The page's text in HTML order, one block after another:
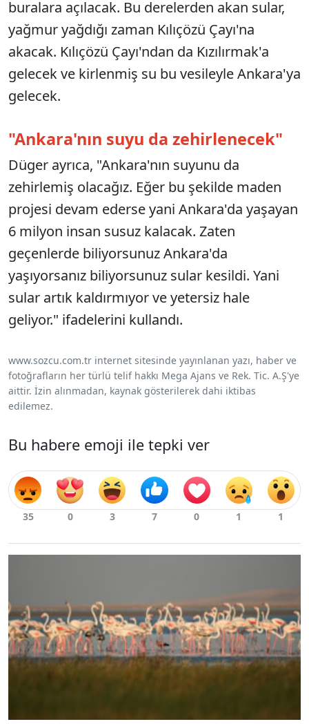
buralara açılacak. Bu derelerden akan sular,
yağmur yağdığı zaman Kılıçözü Çayı'na
akacak. Kılıçözü Çayı'ndan da Kızılırmak'a
gelecek ve kirlenmiş su bu vesileyle Ankara'ya
gelecek.
"Ankara'nın suyu da zehirlenecek"
Düger ayrıca, "Ankara'nın suyunu da
zehirlemiş olacağız. Eğer bu şekilde maden
projesi devam ederse yani Ankara'da yaşayan
6 milyon insan susuz kalacak. Zaten
geçenlerde biliyorsunuz Ankara'da
yaşıyorsanız biliyorsunuz sular kesildi. Yani
sular artık kaldırmıyor ve yetersiz hale
geliyor." ifadelerini kullandı.
www.sozcu.com.tr internet sitesinde yayınlanan yazı, haber ve
fotoğrafların her türlü telif hakkı Mega Ajans ve Rek. Tic. A.Ş'ye
aittir. İzin alınmadan, kaynak gösterilerek dahi iktibas
edilemez.
Bu habere emoji ile tepki ver